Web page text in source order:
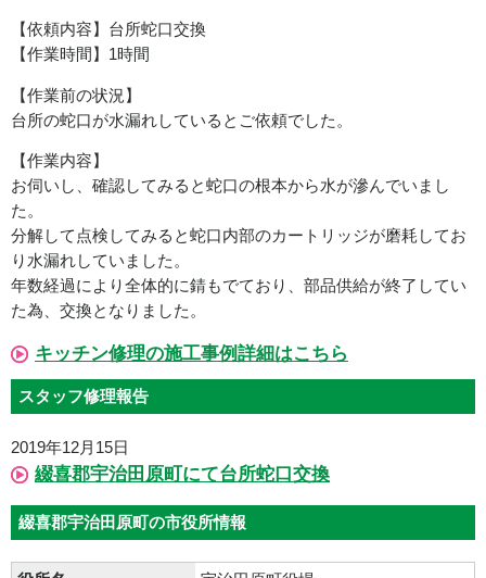
【依頼内容】台所蛇口交換
【作業時間】1時間
【作業前の状況】
台所の蛇口が水漏れしているとご依頼でした。
【作業内容】
お伺いし、確認してみると蛇口の根本から水が滲んでいまし
た。
分解して点検してみると蛇口内部のカートリッジが磨耗してお
り水漏れしていました。
年数経過により全体的に錆もでており、部品供給が終了してい
た為、交換となりました。
キッチン修理の施工事例詳細はこちら
スタッフ修理報告
2019年12月15日
綴喜郡宇治田原町にて台所蛇口交換
綴喜郡宇治田原町の市役所情報